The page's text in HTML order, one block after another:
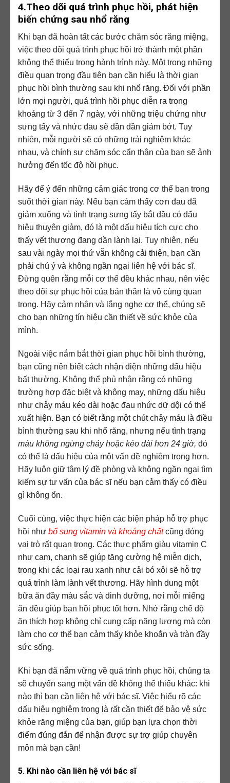
4.Theo dõi quá trình phục hồi, phát hiện
biến chứng sau nhổ răng
Khi bạn đã hoàn tất các bước chăm sóc răng miệng,
việc theo dõi quá trình phục hồi trở thành một phần
không thể thiếu trong hành trình này. Một trong những
điều quan trọng đầu tiên bạn cần hiểu là thời gian
phục hồi bình thường sau khi nhổ răng. Đối với phần
lớn mọi người, quá trình hồi phục diễn ra trong
khoảng từ 3 đến 7 ngày, với những triệu chứng như
sưng tấy và nhức đau sẽ dần dần giảm bớt. Tuy
nhiên, mỗi người sẽ có những trải nghiệm khác
nhau, và chính sự chăm sóc cẩn thận của bạn sẽ ảnh
hưởng đến tốc độ hồi phục.
Hãy để ý đến những cảm giác trong cơ thể bạn trong
suốt thời gian này. Nếu bạn cảm thấy cơn đau đã
giảm xuống và tình trạng sưng tấy bắt đầu có dấu
hiệu thuyên giảm, đó là một dấu hiệu tích cực cho
thấy vết thương đang dần lành lại. Tuy nhiên, nếu
sau vài ngày mọi thứ vẫn không cải thiện, bạn cần
phải chú ý và không ngần ngại liên hệ với bác sĩ.
Đừng quên rằng mỗi cơ thể đều khác nhau, nên việc
theo dõi sự phục hồi của bản thân là vô cùng quan
trọng. Hãy cảm nhận và lắng nghe cơ thể, chúng sẽ
cho bạn những tín hiệu cần thiết về sức khỏe của
mình.
Ngoài việc nắm bắt thời gian phục hồi bình thường,
bạn cũng nên biết cách nhận diện những dấu hiệu
bất thường. Không thể phủ nhận rằng có những
trường hợp đặc biệt và không may, những dấu hiệu
như chảy máu kéo dài hoặc đau nhức dữ dội có thể
xuất hiện. Bạn có biết rằng một chút chảy máu là điều
bình thường sau khi nhổ răng, nhưng nếu tình trạng
máu không ngừng chảy hoặc kéo dài hơn 24 giờ, đó
có thể là dấu hiệu của một vấn đề nghiêm trọng hơn.
Hãy luôn giữ tâm lý đề phòng và không ngần ngại tìm
kiếm sự tư vấn của bác sĩ nếu bạn cảm thấy có điều
gì không ổn.
Cuối cùng, việc thực hiện các biện pháp hỗ trợ phục
hồi như bổ sung vitamin và khoáng chấtcũng đóng
vai trò rất quan trọng. Các thực phẩm giàu vitamin C
như cam, chanh sẽ giúp tăng cường hệ miễn dịch,
trong khi các loại rau xanh như cải bó xôi sẽ hỗ trợ
quá trình làm lành vết thương. Hãy hình dung một
bữa ăn đầy màu sắc và dinh dưỡng, nơi mỗi miếng
ăn đều giúp bạn hồi phục tốt hơn. Nhớ rằng chế độ
ăn thích hợp không chỉ cung cấp năng lượng mà còn
làm cho cơ thể bạn cảm thấy khỏe khoắn và tràn đầy
sức sống.
Khi bạn đã nắm vững về quá trình phục hồi, chúng ta
sẽ chuyển sang một vấn đề không thể thiếu khác: khi
nào thì bạn cần liên hệ với bác sĩ. Việc hiểu rõ các
dấu hiệu nghiêm trọng là rất cần thiết để bảo vệ sức
khỏe răng miệng của bạn, giúp bạn lựa chọn thời
điểm đúng đắn để nhận được sự trợ giúp chuyên
môn mà bạn cần!
5. Khi nào cần liên hệ với bác sĩ